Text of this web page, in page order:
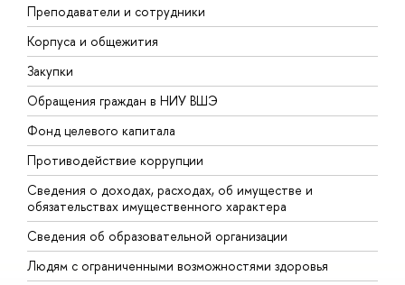
Преподаватели и сотрудники
Корпуса и общежития
Закупки
Обращения граждан в НИУ ВШЭ
Фонд целевого капитала
Противодействие коррупции
Сведения о доходах, расходах, об имуществе и
обязательствах имущественного характера
Сведения об образовательной организации
Людям с ограниченными возможностями здоровья